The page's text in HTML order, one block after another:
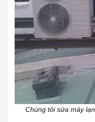
Chúng tôi sửa máy